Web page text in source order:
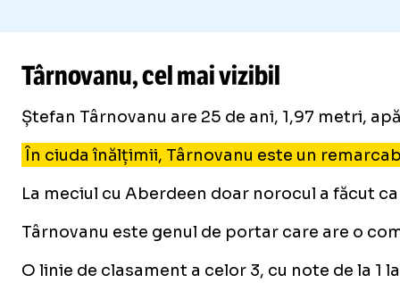
Târnovanu, cel mai vizibil
Ștefan Târnovanu are 25 de ani, 1,97 metri,
În ciuda înălțimii, Târnovanu este un
La meciul cu Aberdeen doar norocul a făcut
Târnovanu este genul de portar care are o
O linie de clasament a celor 3, cu note de la